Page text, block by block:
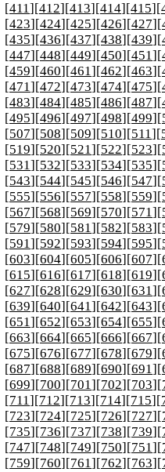
[411][412][413][414][415][
[423][424][425][426][427][
[435][436][437][438][439][
[447][448][449][450][451][
[459][460][461][462][463][
[471][472][473][474][475][
[483][484][485][486][487][
[495][496][497][498][499][
[507][508][509][510][511][
[519][520][521][522][523][
[531][532][533][534][535][
[543][544][545][546][547][
[555][556][557][558][559][
[567][568][569][570][571][
[579][580][581][582][583][
[591][592][593][594][595][
[603][604][605][606][607][
[615][616][617][618][619][
[627][628][629][630][631][
[639][640][641][642][643][
[651][652][653][654][655][
[663][664][665][666][667][
[675][676][677][678][679][
[687][688][689][690][691][
[699][700][701][702][703][
[711][712][713][714][715][
[723][724][725][726][727][
[735][736][737][738][739][
[747][748][749][750][751][
[759][760][761][762][763][